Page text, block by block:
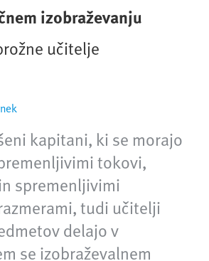
izobraževanju
učitelje
kapitani, ki se morajo
tokovi,
spremenljivimi
tudi učitelji
delajo v
se izobraževalnem